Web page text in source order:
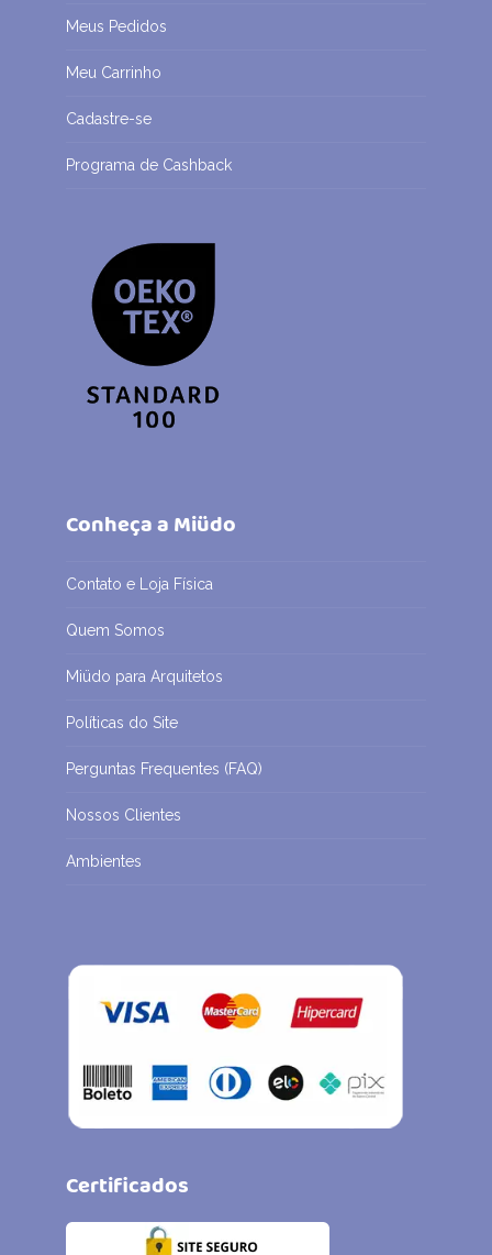
Meus Pedidos
Meu Carrinho
Cadastre-se
Programa de Cashback
Conheça a Miüdo
Contato e Loja Física
Quem Somos
Miüdo para Arquitetos
Políticas do Site
Perguntas Frequentes (FAQ)
Nossos Clientes
Ambientes
Certificados